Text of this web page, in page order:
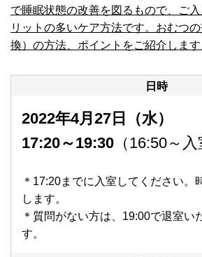
で睡眠状態の改善を図るもので、ご
リットの多いケア方法です。おむつ
換）の方法、ポイントをご紹介します
日時
2022年4月27日（水）
17:20～19:30 （16:50～入
＊17:20までに入室してください。
します。
＊質問がない方は、19:00で退室い
す。